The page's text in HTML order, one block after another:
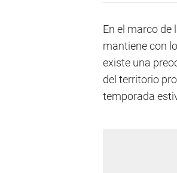
En el marco de
mantiene con
existe una
del territorio
temporada